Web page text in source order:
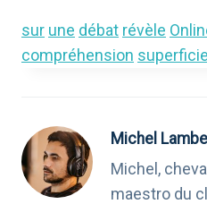
sur une débat révèle
compréhension
Michel
Michel,
maestro du